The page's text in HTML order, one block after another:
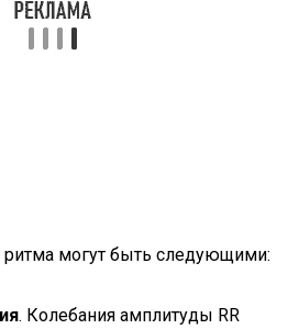
ритма могут быть следующими:
. Колебания амплитуды RR